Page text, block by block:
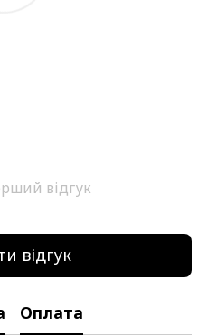
відгук
відгук
Оплата